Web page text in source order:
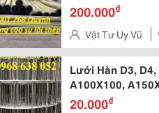
200.000₫
Vật Tư Uy Vũ
Liệt, Hoàng Mai, Hà
Lưới Hàn D3,
A100X100,
20.000₫